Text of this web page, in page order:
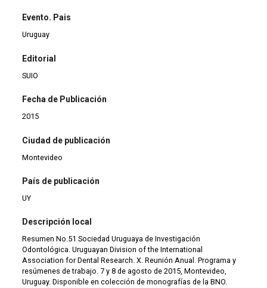
Evento. Pais
Uruguay
Editorial
SUIO
Fecha de Publicación
2015
Ciudad de publicación
Montevideo
País de publicación
UY
Descripción local
Resumen No.51 Sociedad Uruguaya de Investigación
Odontológica. Uruguayan Division of the International
Association for Dental Research. X. Reunión Anual. Programa y
resúmenes de trabajo. 7 y 8 de agosto de 2015, Montevideo,
Uruguay. Disponible en colección de monografías de la BNO.